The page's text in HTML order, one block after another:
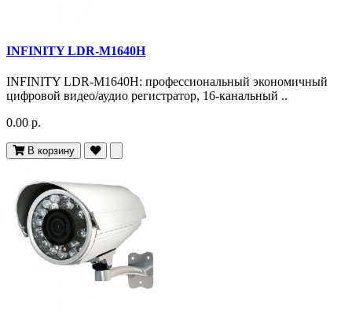
INFINITY LDR-M1640H
INFINITY LDR-M1640H: профессиональный экономичный
цифровой видео/аудио регистратор, 16-канальный ..
0.00 р.
В корзину